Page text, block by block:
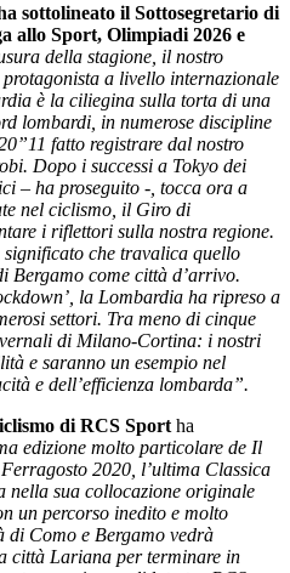
sottolineato il Sottosegretario di
allo Sport, Olimpiadi 2026 e
della stagione, il nostro
a livello internazionale
è la ciliegina sulla torta di una
lombardi, in numerose discipline
fatto registrare dal nostro
Dopo i successi a Tokyo dei
– ha proseguito -, tocca ora a
nel ciclismo, il Giro di
i riflettori sulla nostra regione.
significato che travalica quello
Bergamo come città d’arrivo.
la Lombardia ha ripreso a
settori. Tra meno di cinque
di Milano-Cortina: i nostri
e saranno un esempio nel
e dell’efficienza lombarda”.
di RCS Sport ha
edizione molto particolare de Il
2020, l’ultima Classica
nella sua collocazione originale
un percorso inedito e molto
di Como e Bergamo vedrà
città Lariana per terminare in